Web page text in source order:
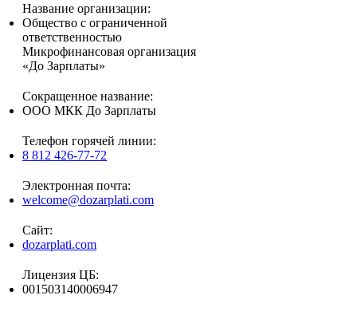
Название организации:
Общество с ограниченной
ответственностью
Микрофинансовая организация
«До Зарплаты»
Сокращенное название:
ООО МКК До Зарплаты
Телефон горячей линии:
8 812 426-77-72
Электронная почта:
welcome@dozarplati.com
Сайт:
dozarplati.com
Лицензия ЦБ:
001503140006947